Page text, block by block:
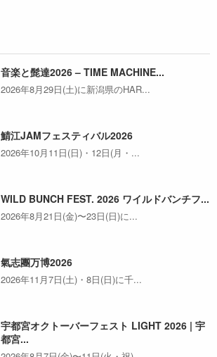
音楽と髭達2026 – TIME MACHINE...
2026年8月29日(土)に新潟県のHAR...
鯖江JAMフェスティバル2026
2026年10月11日(日)・12日(月・...
WILD BUNCH FEST. 2026 ワイルドバンチフ...
2026年8月21日(金)〜23日(日)に...
氣志團万博2026
2026年11月7日(土)・8日(日)に千...
宇都宮オクトーバーフェスト LIGHT 2026 | 宇
都宮...